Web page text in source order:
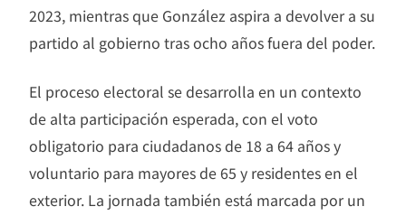
2023, mientras que González aspira a devolver a su
partido al gobierno tras ocho años fuera del poder.
El proceso electoral se desarrolla en un contexto
de alta participación esperada, con el voto
obligatorio para ciudadanos de 18 a 64 años y
voluntario para mayores de 65 y residentes en el
exterior. La jornada también está marcada por un